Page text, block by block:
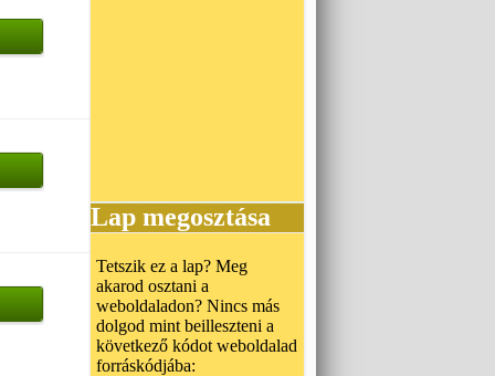
Lap megosztása
Tetszik ez a lap? Meg
akarod osztani a
weboldaladon? Nincs más
dolgod mint beilleszteni a
következő kódot weboldalad
forráskódjába: